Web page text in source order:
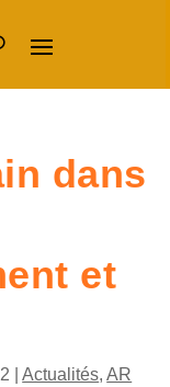
dans
et
|Actualités,AR